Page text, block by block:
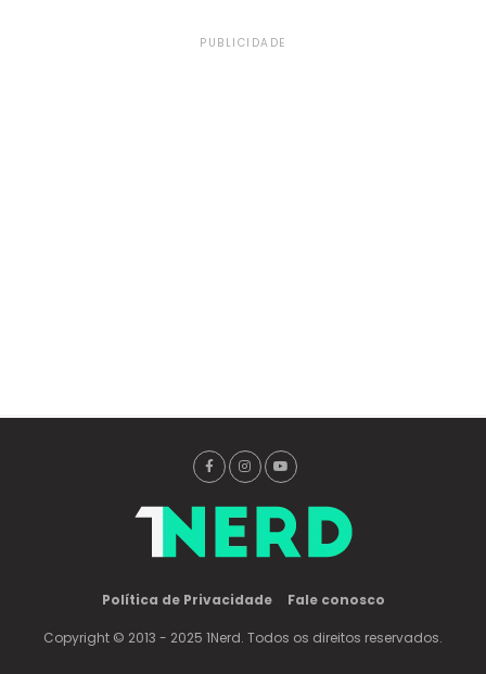
PUBLICIDADE
Política de Privacidade Fale conosco
Copyright © 2013 - 2025 1Nerd. Todos os direitos reservados.